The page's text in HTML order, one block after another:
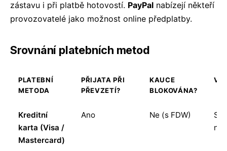
zástavu i při platbě hotovostí. PayPal nabízejí někteří
provozovatelé jako možnost online předplatby.
Srovnání platebních metod
PLATEBNÍ
METODA
PŘIJATA PŘI
PŘEVZETÍ?
KAUCE
BLOKOVÁNA?
Kreditní
karta (Visa /
Mastercard)
Ano Ne (s FDW)